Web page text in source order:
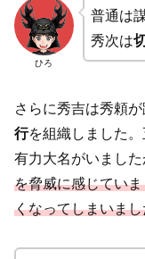
ひろ
普通は
秀次は
さらに秀吉は秀頼
行を組織しました
有力大名がいまし
を脅威に感じてい
くなってしまいまし